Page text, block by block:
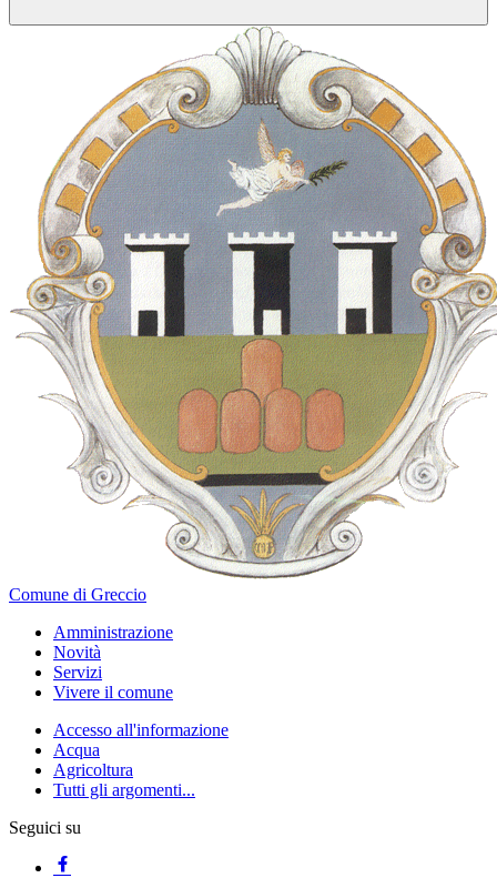
Comune di Greccio
Amministrazione
Novità
Servizi
Vivere il comune
Accesso all'informazione
Acqua
Agricoltura
Tutti gli argomenti...
Seguici su